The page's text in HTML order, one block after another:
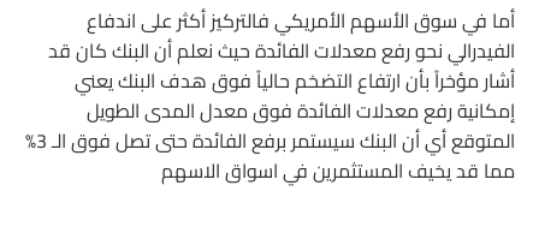
أما في سوق الأسهم الأمريكي فالتركيز أكثر على اندفاع
الفيدرالي نحو رفع معدلات الفائدة حيث نعلم أن البنك كان قد
أشار مؤخراً بأن ارتفاع التضخم حالياً فوق هدف البنك يعني
إمكانية رفع معدلات الفائدة فوق معدل المدى الطويل
المتوقع أي أن البنك سيستمر برفع الفائدة حتى تصل فوق الـ 3%
مما قد يخيف المستثمرين في اسواق الاسهم